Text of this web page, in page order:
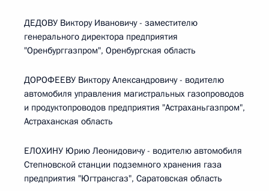
ДЕДОВУ Виктору Ивановичу - заместителю
генерального директора предприятия
"Оренбурггазпром", Оренбургская область
ДОРОФЕЕВУ Виктору Александровичу - водителю
автомобиля управления магистральных газопроводов
и продуктопроводов предприятия "Астраханьгазпром",
Астраханская область
ЕЛОХИНУ Юрию Леонидовичу - водителю автомобиля
Степновской станции подземного хранения газа
предприятия "Югтрансгаз", Саратовская область